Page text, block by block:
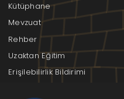
Kütüphane
Mevzuat
Rehber
Uzaktan Eğitim
Erişilebilirlik Bildirimi